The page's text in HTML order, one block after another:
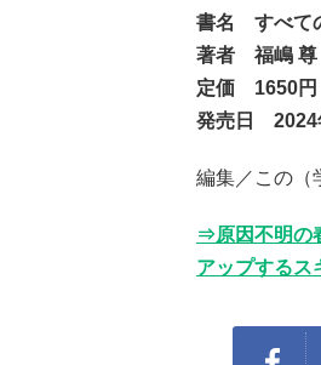
書名 すべて
著者 福嶋 尊
定価 1650円
発売日 2024
編集／この（
⇒原因不明の
アップするス